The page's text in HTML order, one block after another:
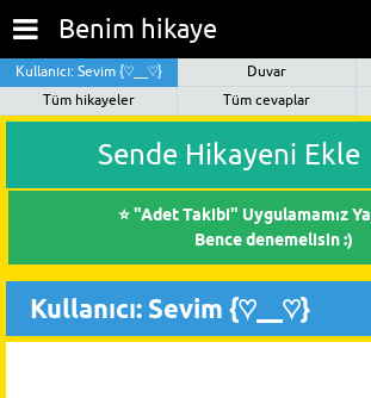
Benim hikaye
Kullanıcı: Sevim {♡__♡} Duvar
Tüm hikayeler
Tüm cevaplar
Sende Hikayeni Ekle
⭐ "Adet Takibi" Uygulamamız
Bence denemelisin :)
Kullanıcı: Sevim {♡__♡}